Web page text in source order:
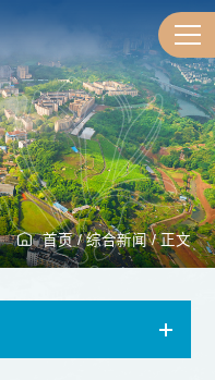
首页/综合新闻/正文